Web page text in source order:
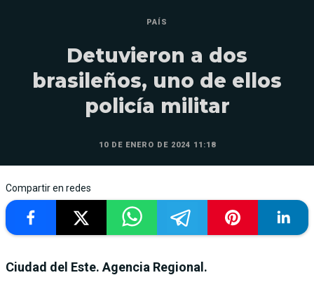
PAÍS
Detuvieron a dos
brasileños, uno de ellos
policía militar
10 DE ENERO DE 2024 11:18
Compartir en redes
Ciudad del Este. Agencia Regional.